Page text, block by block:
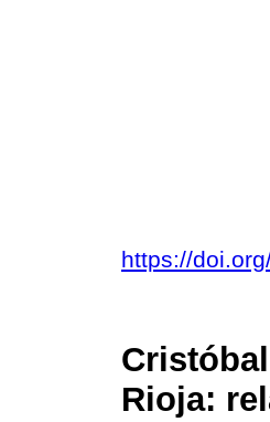
https://
Rioja: